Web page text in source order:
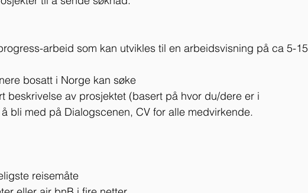
arbeid som kan utvikles til en arbeidsvisning på ca 5-15
bosatt i Norge kan søke
beskrivelse av prosjektet (basert på hvor du/dere er i
bli med på Dialogscenen, CV for alle medvirkende.
reisemåte